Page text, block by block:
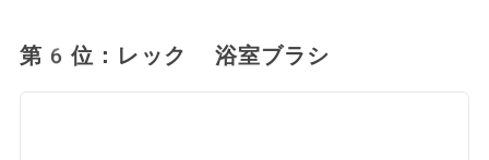
第6位：レック 浴室ブラシ